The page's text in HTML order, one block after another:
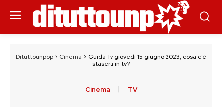
Dituttounpop > Cinema > Guida Tv giovedì 15 giugno 2023, cosa c’è
stasera in tv?
Cinema TV